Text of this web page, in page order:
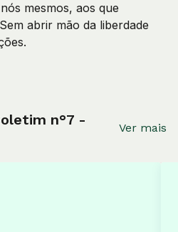
mesmos, aos que
abrir mão da liberdade
n°7 -
Ver mais